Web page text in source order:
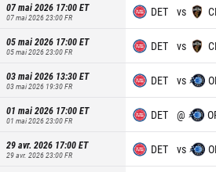
07 mai 2026 17:00ET
07 mai 2026 23:00FR DET vs
05 mai 2026 17:00ET
05 mai 2026 23:00FR DET vs
03 mai 2026 13:30ET
03 mai 2026 19:30FR DET vs
01 mai 2026 17:00ET
01 mai 2026 23:00FR DET @
29 avr. 2026 17:00ET
29 avr. 2026 23:00FR DET vs